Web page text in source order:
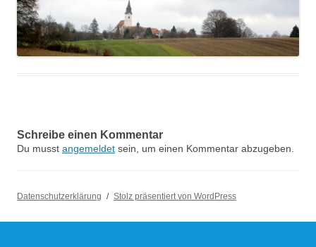
Schreibe einen Kommentar
Du musst angemeldet sein, um einen Kommentar abzugeben.
Datenschutzerklärung Stolz präsentiert von WordPress